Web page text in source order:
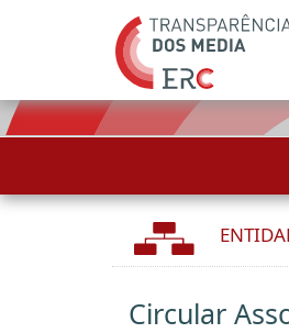
Circular